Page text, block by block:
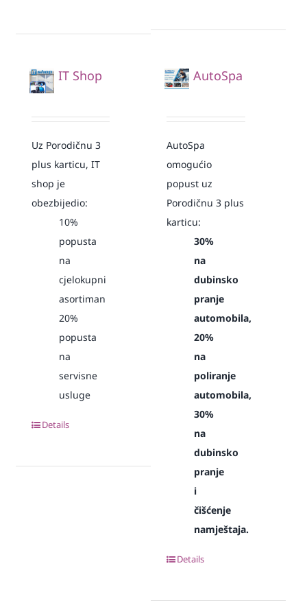
IT Shop
Uz Porodičnu 3
plus karticu, IT
shop je
obezbijedio:
10%
popusta
na
cjelokupni
asortiman
20%
popusta
na
servisne
usluge
Details
AutoSpa
AutoSpa
omogućio
popust uz
Porodičnu 3 plus
karticu:
30%
na
dubinsko
pranje
automobila,
20%
na
poliranje
automobila,
30%
na
dubinsko
pranje
i
čišćenje
namještaja.
Details